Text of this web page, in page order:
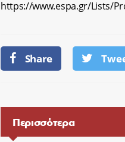
https://www.espa.gr/Lists/
Share
Περισσότερα